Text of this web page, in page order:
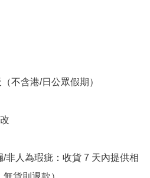
不含港/日公眾假期）
非人為瑕疵：收貨 7 天內提供相